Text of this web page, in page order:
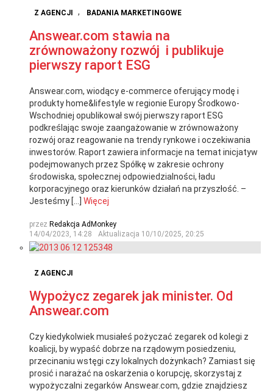
Z AGENCJI , BADANIA MARKETINGOWE
Answear.com stawia na
zrównoważony rozwój i publikuje
pierwszy raport ESG
Answear.com, wiodący e-commerce oferujący modę i
produkty home&lifestyle w regionie Europy Środkowo-
Wschodniej opublikował swój pierwszy raport ESG
podkreślając swoje zaangażowanie w zrównoważony
rozwój oraz reagowanie na trendy rynkowe i oczekiwania
inwestorów. Raport zawiera informacje na temat inicjatyw
podejmowanych przez Spółkę w zakresie ochrony
środowiska, społecznej odpowiedzialności, ładu
korporacyjnego oraz kierunków działań na przyszłość. –
Jesteśmy […] Więcej
przez Redakcja AdMonkey
14/04/2023, 14:28
Aktualizacja 10/10/2025, 20:25
Z AGENCJI
Wypożycz zegarek jak minister. Od
Answear.com
Czy kiedykolwiek musiałeś pożyczać zegarek od kolegi z
koalicji, by wypaść dobrze na rządowym posiedzeniu,
przecinaniu wstęgi czy lokalnych dożynkach? Zamiast się
prosić i narażać na oskarżenia o korupcję, skorzystaj z
wypożyczalni zegarków Answear.com, gdzie znajdziesz